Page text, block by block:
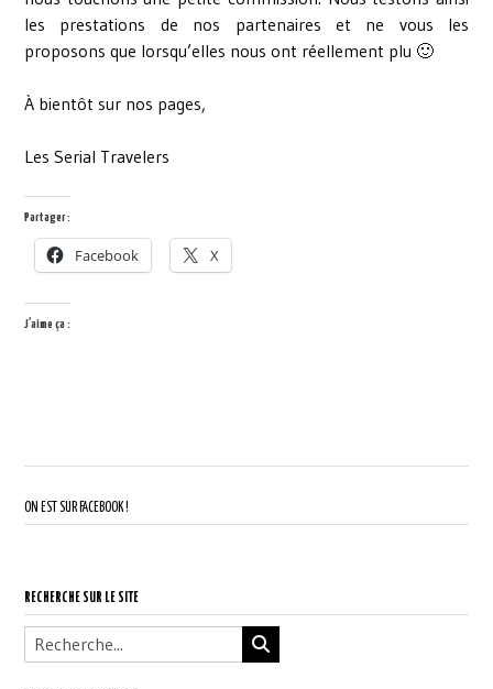
les prestations de nos partenaires et ne vous les
proposons que lorsqu’elles nous ont réellement plu 🙂
À bientôt sur nos pages,
Les Serial Travelers
Partager :
Facebook X
J’aime ça :
ON EST SUR FACEBOOK !
RECHERCHE SUR LE SITE